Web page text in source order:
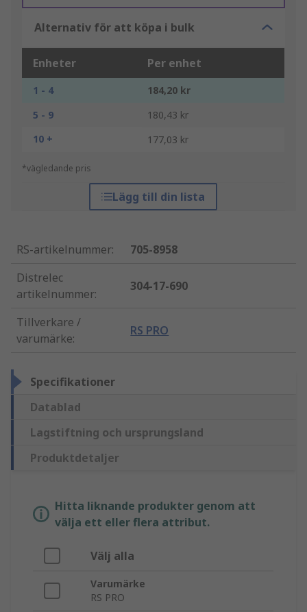
Alternativ för att köpa i bulk
Enheter Per enhet
1 - 4
184,20 kr
5 - 9
180,43 kr
10 +
177,03 kr
*vägledande pris
Lägg till din lista
RS-artikelnummer:
705-8958
Distrelec
artikelnummer:
304-17-690
Tillverkare /
varumärke:
RS PRO
Specifikationer
Datablad
Lagstiftning och ursprungsland
Produktdetaljer
Hitta liknande produkter genom att
välja ett eller flera attribut.
Välj alla
Varumärke
RS PRO